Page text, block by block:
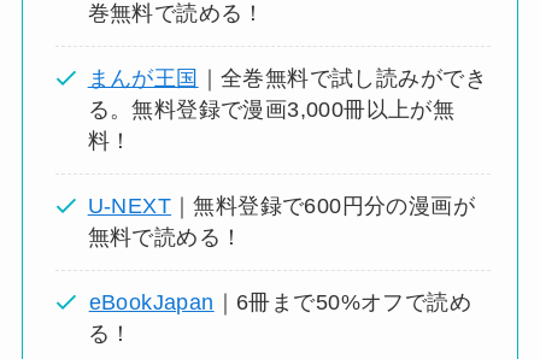
巻無料で読める！
まんが王国
｜全巻無料で試し読みができ
る。無料登録で漫画3,000冊以上が無
料！
U-NEXT ｜無料登録で600円分の漫画が
無料で読める！
eBookJapan ｜6冊まで50%オフで読め
る！